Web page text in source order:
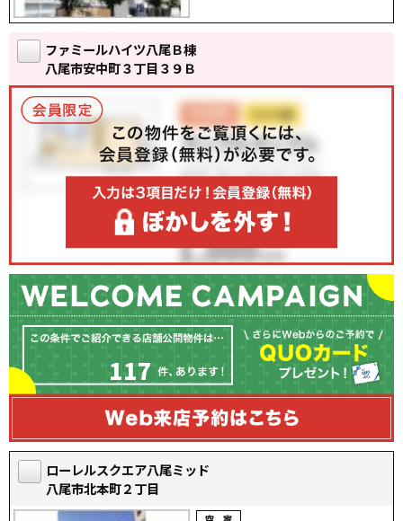
ファミールハイツ八尾Ｂ棟
八尾市安中町３丁目３９Ｂ
117
ローレルスクエア八尾ミッド
八尾市北本町２丁目